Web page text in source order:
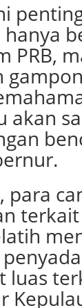
PRB,
akan
para
luas